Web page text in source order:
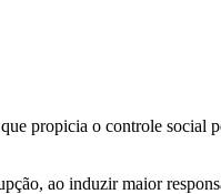
propicia o controle social
ao induzir maior